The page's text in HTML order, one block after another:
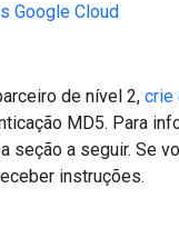
Google Cloud
de nível 2, crie
MD5. Para
seção a seguir. Se
instruções.